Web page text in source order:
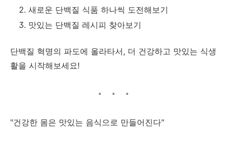
새로운 단백질 식품 하나씩 도전해보기
맛있는 단백질 레시피 찾아보기
단백질 혁명의 파도에 올라타서, 더 건강하고 맛있는 식생
활을 시작해보세요!
"건강한 몸은 맛있는 음식으로 만들어진다"